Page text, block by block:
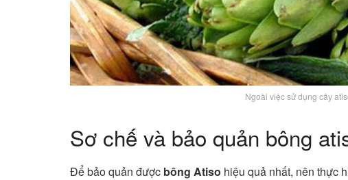
Ngoài việc sử dụng cây
Sơ chế và bảo quản bông
Để bảo quản được bông Atiso hiệu quả nhất, nên thực